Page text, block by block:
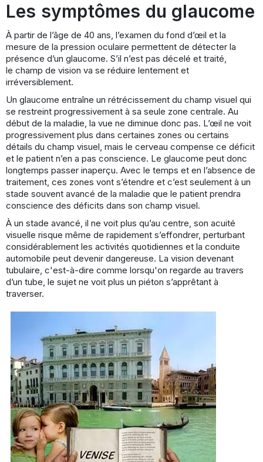
Les symptômes du glaucome
À partir de l’âge de 40 ans, l’examen du fond d’œil et la
mesure de la pression oculaire permettent de détecter la
présence d’un glaucome. S’il n’est pas décelé et traité,
le champ de vision va se réduire lentement et
irréversiblement.
Un glaucome entraîne un rétrécissement du champ visuel qui
se restreint progressivement à sa seule zone centrale. Au
début de la maladie, la vue ne diminue donc pas. L’œil ne voit
progressivement plus dans certaines zones ou certains
détails du champ visuel, mais le cerveau compense ce déficit
et le patient n’en a pas conscience. Le glaucome peut donc
longtemps passer inaperçu. Avec le temps et en l’absence de
traitement, ces zones vont s’étendre et c’est seulement à un
stade souvent avancé de la maladie que le patient prendra
conscience des déficits dans son champ visuel.
À un stade avancé, il ne voit plus qu’au centre, son acuité
visuelle risque même de rapidement s’effondrer, perturbant
considérablement les activités quotidiennes et la conduite
automobile peut devenir dangereuse. La vision devenant
tubulaire, c'est-à-dire comme lorsqu'on regarde au travers
d’un tube, le sujet ne voit plus un piéton s’apprêtant à
traverser.